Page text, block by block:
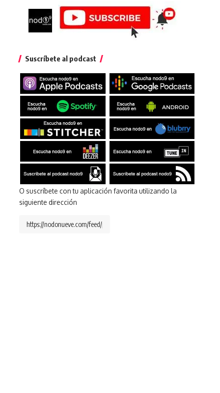
Suscríbete al podcast
O suscríbete con tu aplicación favorita utilizando la
siguiente dirección